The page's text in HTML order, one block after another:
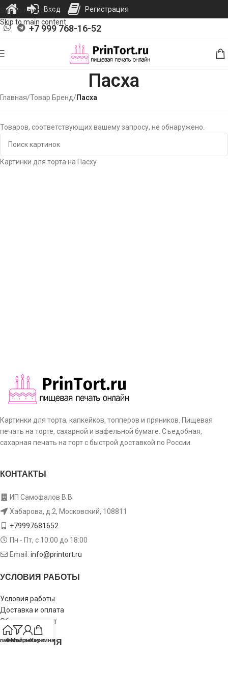
Skip to navigation
Skip to main content
+7 999 768-16-52
Пасха
Главная/Товар Бренд/Пасха
Товаров, соответствующих вашему запросу, не обнаружено.
Картинки для торта на Пасху
Картинки для торта, капкейков, топперов и пряников. Пищевая
печать на торте, сахарной и вафельной бумаге. Съедобная,
сахарная печать на торт с быстрой доставкой по России.
КОНТАКТЫ
ИП Самофалов В.В.
Хабарова, д.2, Московский, 108811
+79997681652
Пн - Пт, с 10:00 до 18:00
Email: info@printort.ru
УСЛОВИЯ РАБОТЫ
Условия работы
Доставка и оплата
Обмен и возврат
ИНФОРМАЦИЯ
Фильтры
Мой аккаунт
Корзина
Вход Регистрация